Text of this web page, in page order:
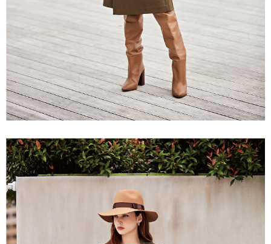
４．使用「AFTEE先享後付」時，將依據個別帳號之用戶狀況，依本公司即
時審查核予不同之上限額度；若仍有額度不足之情形，本公司將視審查結果
請求用戶進行身份認證。
５．嚴禁一人註冊多個帳號或使用他人資訊註冊。若發現惡意使用之情形，
恩沛科技股份有限公司將有權停止該用戶之使用額度並採取法律行動。
每筆NT$120，滿NT$2,500(含以上)免運費
付款後門市自取
免運費
海外配送 查看運費